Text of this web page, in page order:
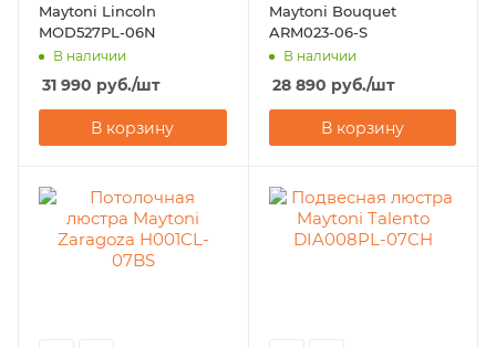
Maytoni Lincoln
MOD527PL-06N
В наличии
31 990 руб./шт
В корзину
Maytoni Bouquet
ARM023-06-S
В наличии
28 890 руб./шт
В корзину